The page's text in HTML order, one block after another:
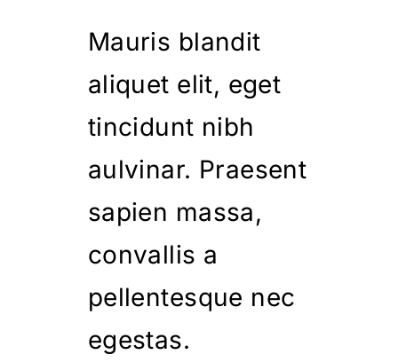
Mauris blandit
aliquet elit, eget
tincidunt nibh
aulvinar. Praesent
sapien massa,
convallis a
pellentesque nec
egestas.